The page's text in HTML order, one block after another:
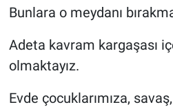
Bunlara o meydanı
Adeta kavram kargaşası
olmaktayız.
Evde çocuklarımıza,
Çevre
BİLİM VE TEKNOLOJİ